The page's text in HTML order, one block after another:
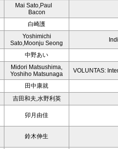
Mai Sato,Paul
Bacon
白崎護
Yoshimichi
Sato,Moonju Seong
中野あい
Midori Matsushima,
Yoshiho Matsunaga
VOLUNTAS:
田中康就
吉田和夫,水野利英
卯月由佳
鈴木伸生